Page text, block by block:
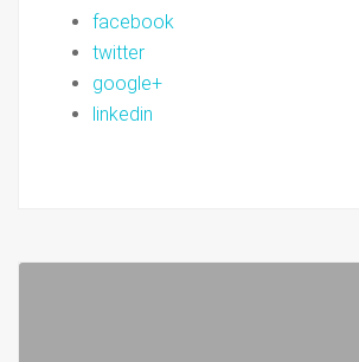
facebook
twitter
google+
linkedin